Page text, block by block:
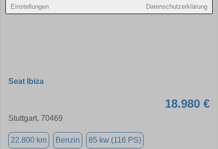
Einstellungen Datenschutzerklärung
Seat Ibiza
18.980 €
Stuttgart, 70469
22.800 km Benzin 85 kw (116 PS)